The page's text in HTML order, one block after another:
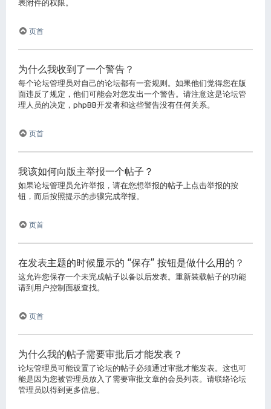
表附件的权限。
页首
为什么我收到了一个警告？
每个论坛管理员对自己的论坛都有一套规则。如果他们觉得您在版
面违反了规定，他们可能会对您发出一个警告。请注意这是论坛管
理人员的决定，phpBB开发者和这些警告没有任何关系。
页首
我该如何向版主举报一个帖子？
如果论坛管理员允许举报，请在您想举报的帖子上点击举报的按
钮，而后按照提示的步骤完成举报。
页首
在发表主题的时候显示的 “保存” 按钮是做什么用的？
这允许您保存一个未完成帖子以备以后发表。重新装载帖子的功能
请到用户控制面板查找。
页首
为什么我的帖子需要审批后才能发表？
论坛管理员可能设置了论坛的帖子必须通过审批才能发表。这也可
能是因为您被管理员放入了需要审批文章的会员列表。请联络论坛
管理员以得到更多信息。